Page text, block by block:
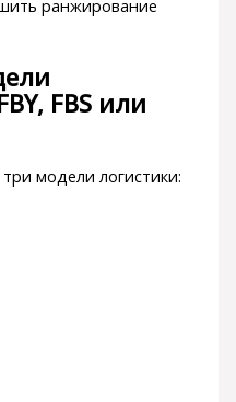
ранжирование
FBS или
модели логистики: